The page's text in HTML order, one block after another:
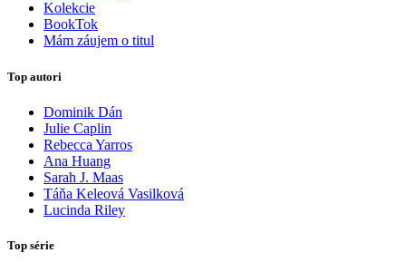
Kolekcie
BookTok
Mám záujem o titul
Top autori
Dominik Dán
Julie Caplin
Rebecca Yarros
Ana Huang
Sarah J. Maas
Táňa Keleová Vasilková
Lucinda Riley
Top série